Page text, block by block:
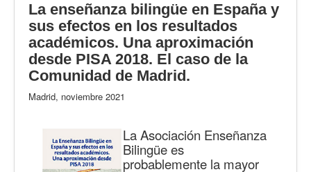
La enseñanza bilingüe en España y
sus efectos en los resultados
académicos. Una aproximación
desde PISA 2018. El caso de la
Comunidad de Madrid.
Madrid, noviembre 2021
La Asociación Enseñanza
Bilingüe es
probablemente la mayor